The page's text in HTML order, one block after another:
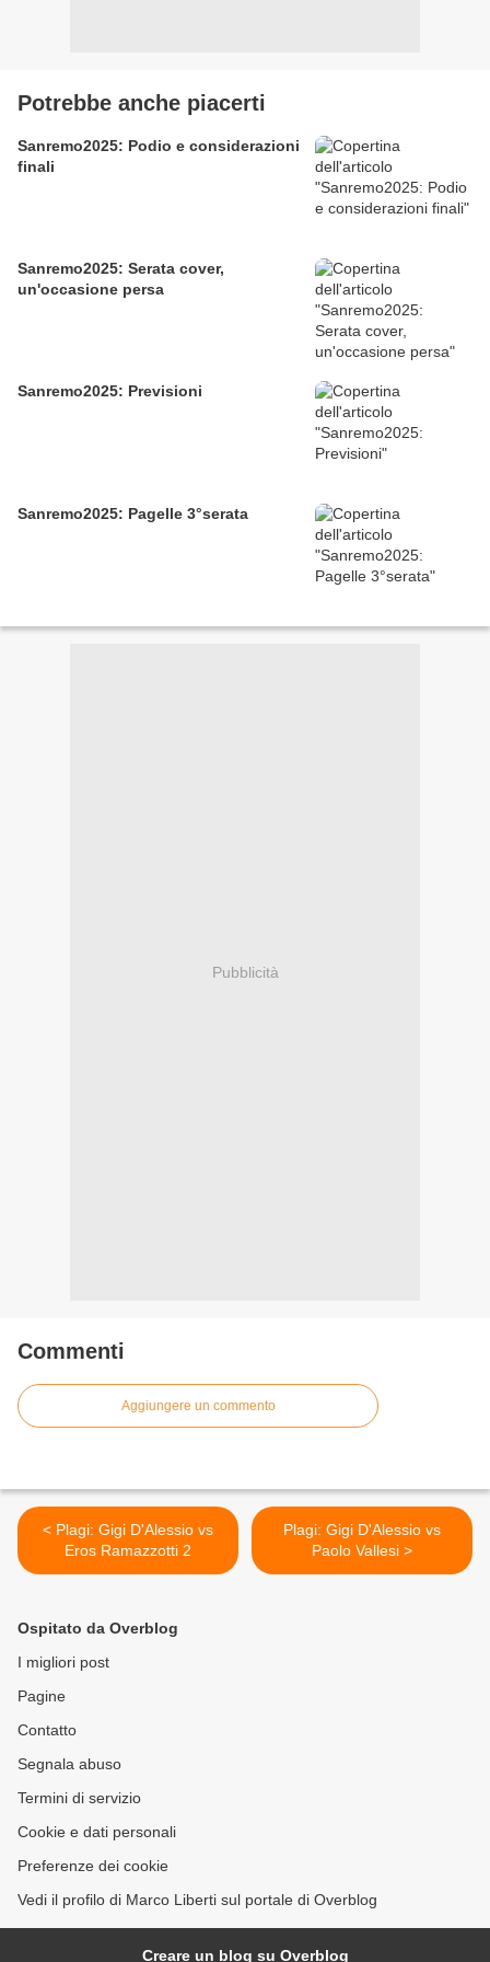
Potrebbe anche piacerti
Sanremo2025: Podio e considerazioni
finali
Sanremo2025: Serata cover,
un'occasione persa
Sanremo2025: Previsioni
Sanremo2025: Pagelle 3°serata
Pubblicità
Commenti
Aggiungere un commento
< Plagi: Gigi D'Alessio vs
Eros Ramazzotti 2
Plagi: Gigi D'Alessio vs
Paolo Vallesi >
Ospitato da Overblog
I migliori post
Pagine
Contatto
Segnala abuso
Termini di servizio
Cookie e dati personali
Preferenze dei cookie
Vedi il profilo di Marco Liberti sul portale di Overblog
Creare un blog su Overblog